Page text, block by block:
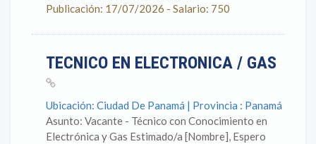
Publicación: 17/07/2026 - Salario: 750
TECNICO EN ELECTRONICA / GAS
Ubicación: Ciudad De Panamá | Provincia : Panamá
Asunto: Vacante - Técnico con Conocimiento en
Electrónica y Gas Estimado/a [Nombre], Espero